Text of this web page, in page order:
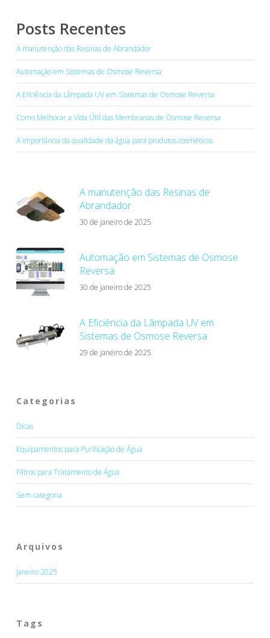
Posts Recentes
A manutenção das Resinas de Abrandador
Automação em Sistemas de Osmose Reversa
A Eficiência da Lâmpada UV em Sistemas de Osmose Reversa
Como Melhorar a Vida Útil das Membranas de Osmose Reversa
A importância da qualidade da água para produtos cosméticos
A manutenção das Resinas de
Abrandador
30 de janeiro de 2025
Automação em Sistemas de Osmose
Reversa
30 de janeiro de 2025
A Eficiência da Lâmpada UV em
Sistemas de Osmose Reversa
29 de janeiro de 2025
Categorias
Dicas
Equipamentos para Purificação de Água
Filtros para Tratamento de Água
Sem categoria
Arquivos
janeiro 2025
Tags